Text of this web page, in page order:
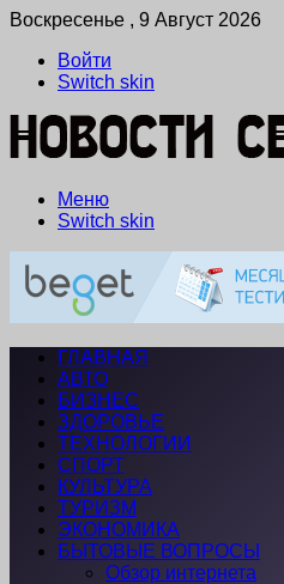
Воскресенье , 9 Август 2026
Войти
Switch skin
Меню
Switch skin
ГЛАВНАЯ
АВТО
БИЗНЕС
ЗДОРОВЬЕ
ТЕХНОЛОГИИ
СПОРТ
КУЛЬТУРА
ТУРИЗМ
ЭКОНОМИКА
БЫТОВЫЕ ВОПРОСЫ
Обзор интернета